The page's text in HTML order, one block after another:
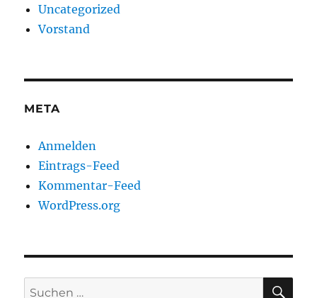
Uncategorized
Vorstand
META
Anmelden
Eintrags-Feed
Kommentar-Feed
WordPress.org
Suchen